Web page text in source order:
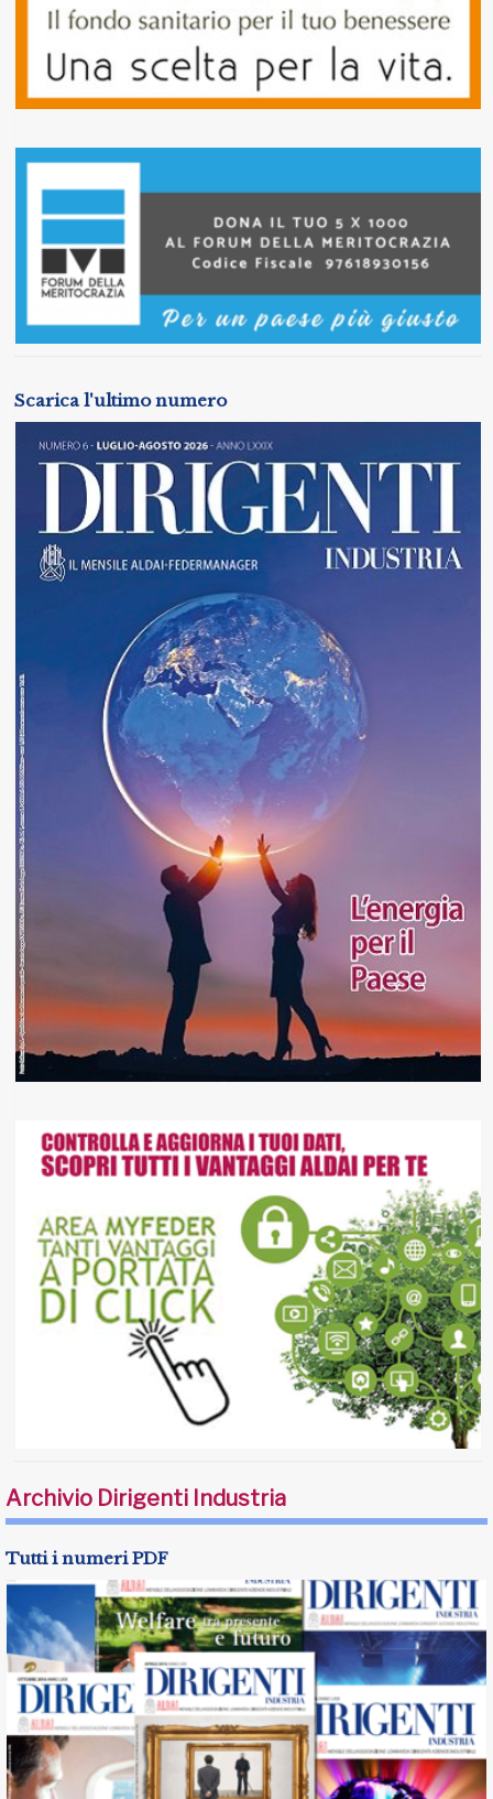
Scarica l'ultimo numero
Archivio Dirigenti Industria
Tutti i numeri PDF